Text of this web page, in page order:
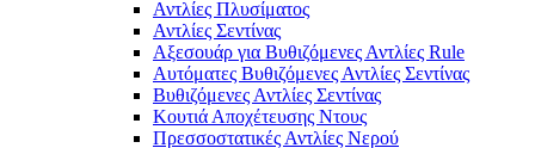
Αντλίες Πλυσίματος
Αντλίες Σεντίνας
Αξεσουάρ για Βυθιζόμενες Αντλίες Rule
Αυτόματες Βυθιζόμενες Αντλίες Σεντίνας
Βυθιζόμενες Αντλίες Σεντίνας
Κουτιά Αποχέτευσης Ντους
Πρεσσοστατικές Αντλίες Νερού